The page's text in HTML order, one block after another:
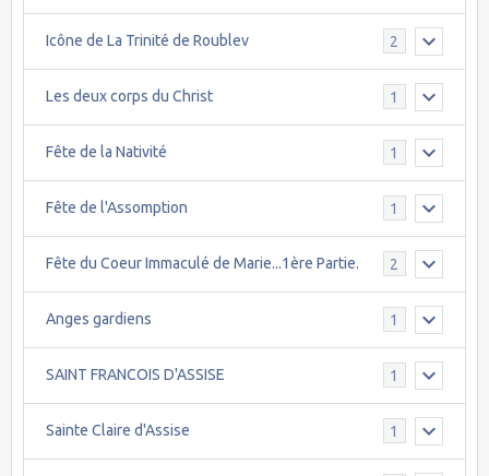
Icône de La Trinité de Roublev 2
Les deux corps du Christ 1
Fête de la Nativité 1
Fête de l'Assomption 1
Fête du Coeur Immaculé de Marie...1ère Partie. 2
Anges gardiens 1
SAINT FRANCOIS D'ASSISE 1
Sainte Claire d'Assise 1